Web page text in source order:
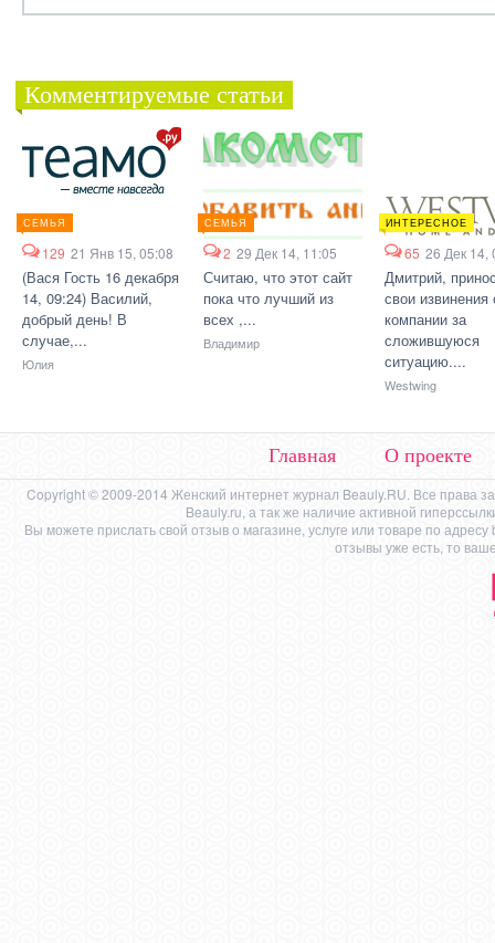
Комментируемые статьи
СЕМЬЯ
129 21 Янв 15, 05:08
(Вася Гость 16 декабря
14, 09:24) Василий,
добрый день! В
случае,...
Юлия
СЕМЬЯ
2 29 Дек 14, 11:05
Считаю, что этот сайт
пока что лучший из
всех ,...
Владимир
ИНТЕРЕСНОЕ
65 26 Дек 14,
Дмитрий,
свои извинения
компании за
сложившуюся
ситуацию....
Westwing
Главная О проекте
Copyright © 2009-2014 Женский интернет журнал Beauly.RU. Все права
Beauly.ru, а так же наличие активной
Вы можете прислать свой отзыв о магазине, услуге или товаре по адресу
отзывы уже есть, то